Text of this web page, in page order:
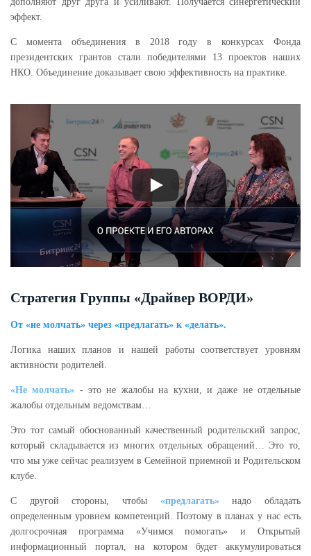
эффект.
С момента объединения в 2018 году в конкурсах Фонда
президентских грантов стали победителями 13 проектов наших
НКО. Объединение доказывает свою эффективность на практике.
Стратегия Группы «Драйвер ВОРДИ»
От «не молчать» через «предлагать» к «делать».
Логика наших планов и нашей работы соответствует уровням
активности родителей.
«Не молчать» - это не жалобы на кухни, и даже не отдельные
жалобы отдельным ведомствам…
Это тот самый обоснованный качественный родительский запрос,
который складывается из многих отдельных обращений… Это то,
что мы уже сейчас реализуем в Семейной приемной и Родительском
клубе.
С другой стороны, чтобы «предлагать»надо обладать
определенным уровнем компетенций. Поэтому в планах у нас есть
долгосрочная программа «Учимся помогать» и Открытый
информационный портал, на котором будет аккумулироваться